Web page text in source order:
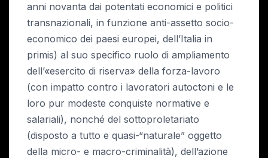
anni novanta dai potentati economici e politici
transnazionali, in funzione anti-assetto socio-
economico dei paesi europei, dell’Italia in
primis) al suo specifico ruolo di ampliamento
dell’«esercito di riserva» della forza-lavoro
(con impatto contro i lavoratori autoctoni e le
loro pur modeste conquiste normative e
salariali), nonché del sottoproletariato
(disposto a tutto e quasi-“naturale” oggetto
della micro- e macro-criminalità), dell’azione